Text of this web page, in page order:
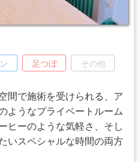
足つぼ その他
間で施術を受けられる、ア
ようなプライベートルーム
ヒーのような気軽さ、そし
いスペシャルな時間の両方